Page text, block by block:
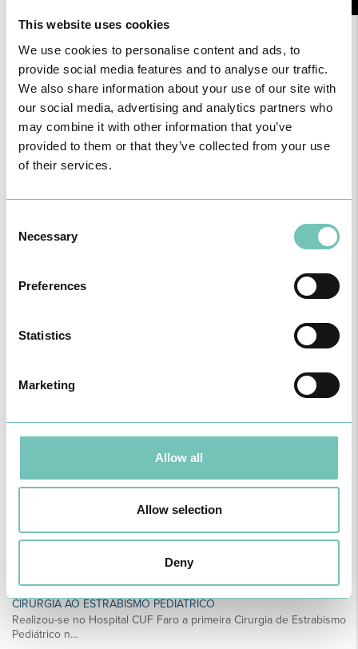
This website uses cookies
We use cookies to personalise content and ads, to
provide social media features and to analyse our traffic.
We also share information about your use of our site with
our social media, advertising and analytics partners who
may combine it with other information that you’ve
provided to them or that they’ve collected from your use
of their services.
Selection
Necessary
Preferences
Statistics
Marketing
Allow all
Allow selection
Deny
Notícias Saudáveis
O GRUPO HPA AGORA É CUF: JUNTOS E CADA VEZ MAIS
CIRURGIA AO ESTRABISMO PEDIÁTRICO
Realizou-se no Hospital CUF Faro a primeira Cirurgia de Estrabismo
Pediátrico n…